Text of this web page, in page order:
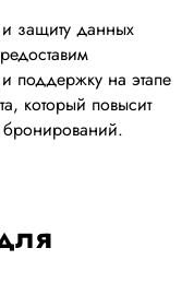
защиту данных
поддержку на этапе
который повысит
бронирований.